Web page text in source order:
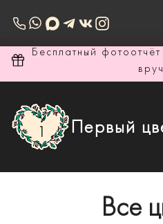
Бесплатный
Первый
Все